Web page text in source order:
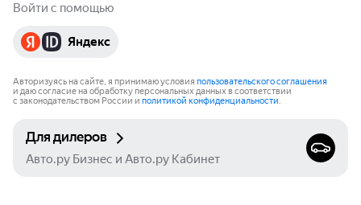
Войти с помощью
Яндекс
Авторизуясь на сайте, я принимаю условия пользовательского соглашения
и даю согласие на обработку персональных данных в соответствии
с законодательством России и политикой конфиденциальности.
Для дилеров
Авто.ру Бизнес и Авто.ру Кабинет